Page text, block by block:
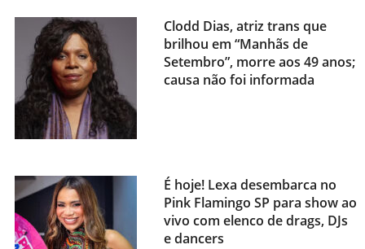
Clodd Dias, atriz trans que
brilhou em “Manhãs de
Setembro”, morre aos 49 anos;
causa não foi informada
É hoje! Lexa desembarca no
Pink Flamingo SP para show ao
vivo com elenco de drags, DJs
e dancers